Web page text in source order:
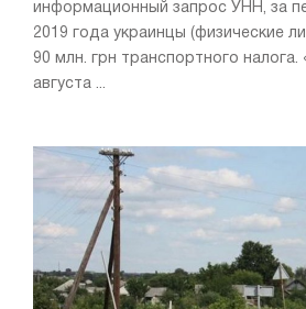
информационный запрос УНН, за
2019 года украинцы (физические
90 млн. грн транспортного налога.
августа ...